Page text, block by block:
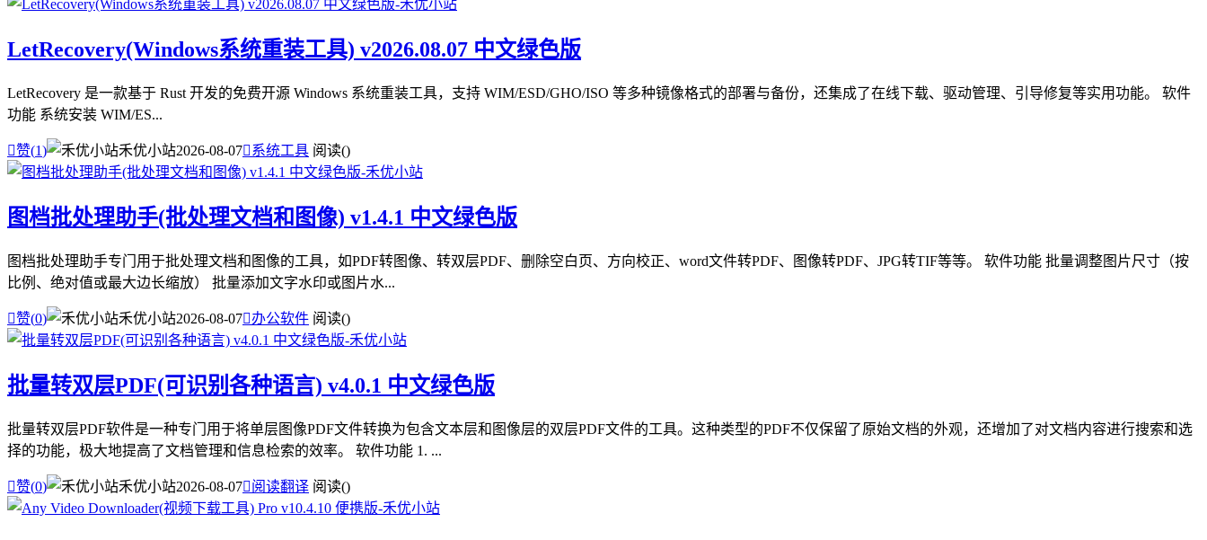
LetRecovery(Windows系统重装工具) v2026.08.07 中文绿色版
LetRecovery 是一款基于 Rust 开发的免费开源 Windows 系统重装工具，支持 WIM/ESD/GHO/ISO 等多种镜像格式的部署与备份，还集成了在线下载、驱动管理、引导修复等实用功能。 软件
功能 系统安装 WIM/ES...
赞(1) 禾优小站2026-08-07系统工具 阅读()
图档批处理助手(批处理文档和图像) v1.4.1 中文绿色版
图档批处理助手专门用于批处理文档和图像的工具，如PDF转图像、转双层PDF、删除空白页、方向校正、word文件转PDF、图像转PDF、JPG转TIF等等。 软件功能 批量调整图片尺寸（按
比例、绝对值或最大边长缩放） 批量添加文字水印或图片水...
赞(0) 禾优小站2026-08-07办公软件 阅读()
批量转双层PDF(可识别各种语言) v4.0.1 中文绿色版
批量转双层PDF软件是一种专门用于将单层图像PDF文件转换为包含文本层和图像层的双层PDF文件的工具。这种类型的PDF不仅保留了原始文档的外观，还增加了对文档内容进行搜索和选
择的功能，极大地提高了文档管理和信息检索的效率。 软件功能 1. ...
赞(0) 禾优小站2026-08-07阅读翻译 阅读()